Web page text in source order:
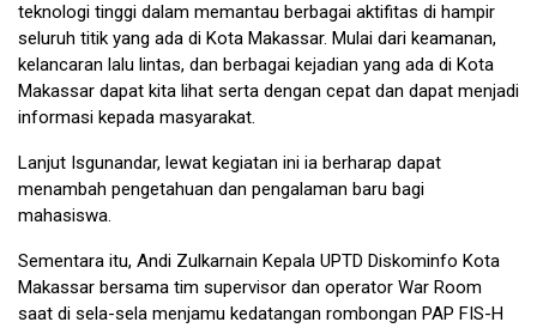
teknologi tinggi dalam memantau berbagai aktifitas di hampir
seluruh titik yang ada di Kota Makassar. Mulai dari keamanan,
kelancaran lalu lintas, dan berbagai kejadian yang ada di Kota
Makassar dapat kita lihat serta dengan cepat dan dapat menjadi
informasi kepada masyarakat.
Lanjut Isgunandar, lewat kegiatan ini ia berharap dapat
menambah pengetahuan dan pengalaman baru bagi
mahasiswa.
Sementara itu, Andi Zulkarnain Kepala UPTD Diskominfo Kota
Makassar bersama tim supervisor dan operator War Room
saat di sela-sela menjamu kedatangan rombongan PAP FIS-H